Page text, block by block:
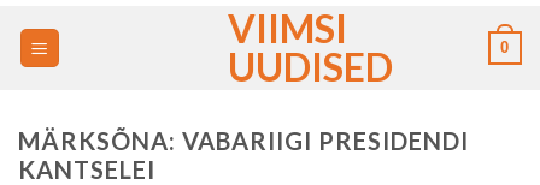
VIIMSI
UUDISED
0
MÄRKSÕNA: VABARIIGI PRESIDENDI
KANTSELEI